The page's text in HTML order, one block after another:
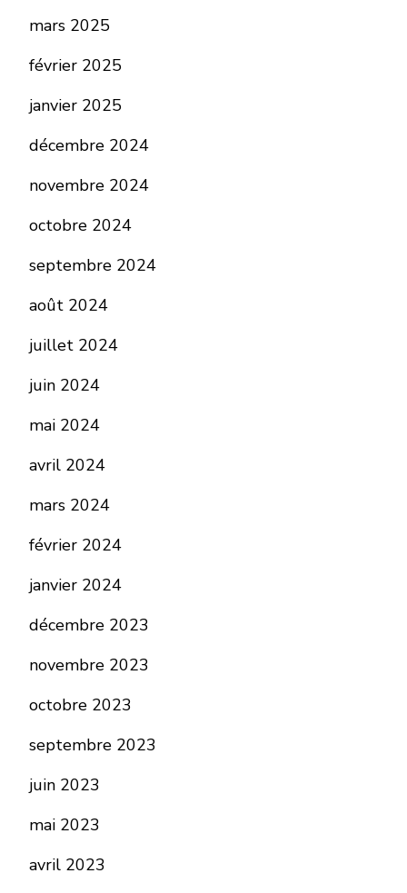
mars 2025
février 2025
janvier 2025
décembre 2024
novembre 2024
octobre 2024
septembre 2024
août 2024
juillet 2024
juin 2024
mai 2024
avril 2024
mars 2024
février 2024
janvier 2024
décembre 2023
novembre 2023
octobre 2023
septembre 2023
juin 2023
mai 2023
avril 2023